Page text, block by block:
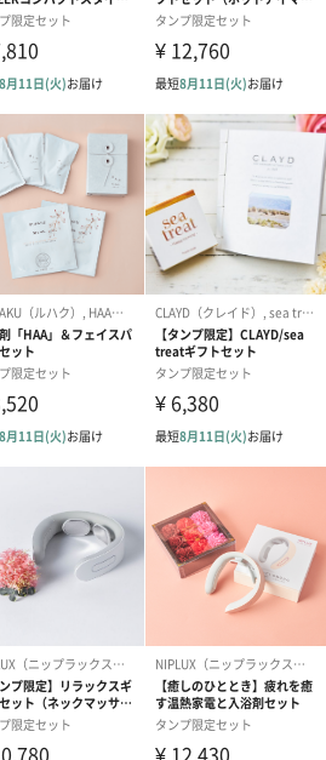
スフィズの使用方法>
に入れ、よくかき混ぜてご入浴ください。
ーの使用方法>
。鮮やかな花びら風呂が楽しめます。バス
いよくお湯を注げばほんのりとやさしい
泡風呂として楽しめます。
一部が手加工のため、色味や形状に個体
すが、使用上問題はありません。
物ではありません｡
ない時はご使用をおやめください。
疹等異常のある時はご使用にならないでく
、よく体を洗い流してください。
質上、時間の経過とともに色味が変わる場合
風呂・全自動給湯器、24時間風呂の場合、
てはご使用になれない場合がございます。
種の説明書を確認の上ご使用ください。
追い焚きはおやめください。
また、洗濯には使用しないでください。
石浴槽の場合は光沢が失われる場合がありま
は製品の性質上、湿気を帯びると未開封の
泡が弱まり、溶けにくくなる場合がありま
後はすぐに使い切ってください。また、
でそのままご使用ください。
以外に使用しないでください。
直射日光を避け、乳幼児の手の届かないと
してください。